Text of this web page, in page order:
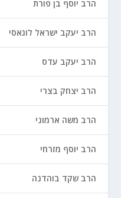
הרב יוסף בן פורת
הרב יעקב ישראל לוגאסי
הרב יעקב עדס
הרב יצחק בצרי
הרב משה ארמוני
הרב יוסף מזרחי
הרב שקד בוהדנה